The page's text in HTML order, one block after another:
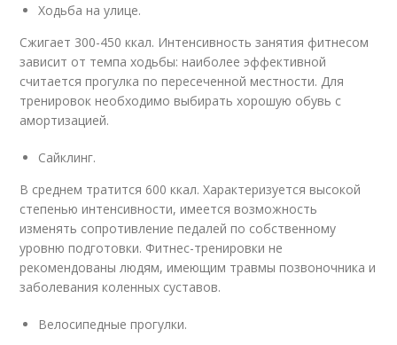
Ходьба на улице.
Сжигает 300-450 ккал. Интенсивность занятия фитнесом
зависит от темпа ходьбы: наиболее эффективной
считается прогулка по пересеченной местности. Для
тренировок необходимо выбирать хорошую обувь с
амортизацией.
Сайклинг.
В среднем тратится 600 ккал. Характеризуется высокой
степенью интенсивности, имеется возможность
изменять сопротивление педалей по собственному
уровню подготовки. Фитнес-тренировки не
рекомендованы людям, имеющим травмы позвоночника и
заболевания коленных суставов.
Велосипедные прогулки.